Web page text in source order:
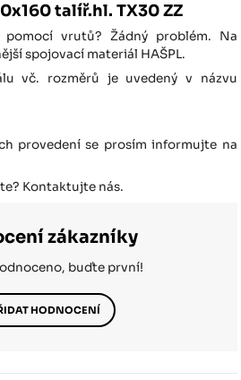
talíř.hl. TX30 ZZ
pomocí vrutů? Žádný problém. Na
spojovací materiál HAŠPL.
vč. rozměrů je uvedený v názvu
provedení se prosím informujte na
Kontaktujte nás.
zákazníky
buďte první!
HODNOCENÍ